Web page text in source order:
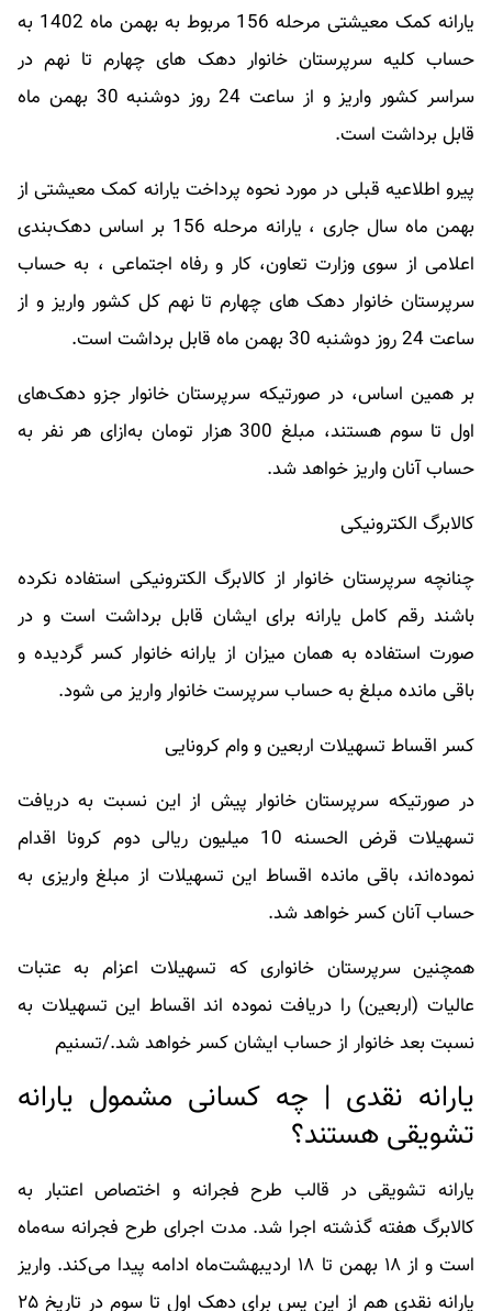
یارانه کمک معیشتی مرحله 156 مربوط به بهمن ماه 1402 به
حساب کلیه سرپرستان خانوار دهک های چهارم تا نهم در
سراسر کشور واریز و از ساعت 24 روز دوشنبه 30 بهمن ماه
قابل برداشت است.
پیرو اطلاعیه قبلی در مورد نحوه پرداخت یارانه کمک معیشتی از
بهمن ماه سال جاری ، یارانه مرحله 156 بر اساس دهک‌بندی
اعلامی از سوی وزارت تعاون، کار و رفاه اجتماعی ، به حساب
سرپرستان خانوار دهک های چهارم تا نهم کل کشور واریز و از
ساعت 24 روز دوشنبه 30 بهمن ماه قابل برداشت است.
بر همین اساس، در صورتیکه سرپرستان خانوار جزو دهک‌های
اول تا سوم هستند، مبلغ 300 هزار تومان به‌ازای هر نفر به
حساب آنان واریز خواهد شد.
کالابرگ الکترونیکی
چنانچه سرپرستان خانوار از کالابرگ الکترونیکی استفاده نکرده
باشند رقم کامل یارانه برای ایشان قابل برداشت است و در
صورت استفاده به همان میزان از یارانه خانوار کسر گردیده و
باقی مانده مبلغ به حساب سرپرست خانوار واریز می شود.
کسر اقساط تسهیلات اربعین و وام کرونایی
در صورتیکه سرپرستان خانوار پیش از این نسبت به دریافت
تسهیلات قرض الحسنه 10 میلیون ریالی دوم کرونا اقدام
نموده‌اند، باقی مانده اقساط این تسهیلات از مبلغ واریزی به
حساب آنان کسر خواهد شد.
همچنین سرپرستان خانواری که تسهیلات اعزام به عتبات
عالیات (اربعین) را دریافت نموده اند اقساط این تسهیلات به
نسبت بعد خانوار از حساب ایشان کسر خواهد شد./تسنیم
یارانه نقدی | چه کسانی مشمول یارانه
تشویقی هستند؟
یارانه تشویقی در قالب طرح فجرانه و اختصاص اعتبار به
کالابرگ هفته گذشته اجرا شد. مدت اجرای طرح فجرانه سه‌ماه
است و از ۱۸ بهمن تا ۱۸ اردیبهشت‌ماه ادامه پیدا می‌کند. واریز
یارانه نقدی هم از این پس برای دهک اول تا سوم در تاریخ ٢۵